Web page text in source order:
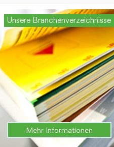
Unsere Branchenverzeichnisse
Mehr Informationen